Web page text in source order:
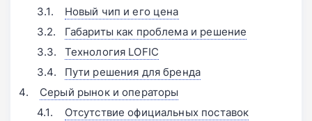
Новый чип и его цена
Габариты как проблема и решение
Технология LOFIC
Пути решения для бренда
Серый рынок и операторы
Отсутствие официальных поставок